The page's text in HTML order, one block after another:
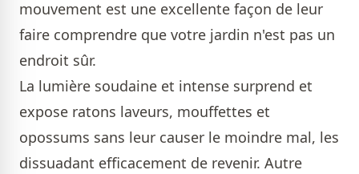
mouvement est une excellente façon de leur
faire comprendre que votre jardin n'est pas un
endroit sûr.
La lumière soudaine et intense surprend et
expose ratons laveurs, mouffettes et
opossums sans leur causer le moindre mal, les
dissuadant efficacement de revenir. Autre